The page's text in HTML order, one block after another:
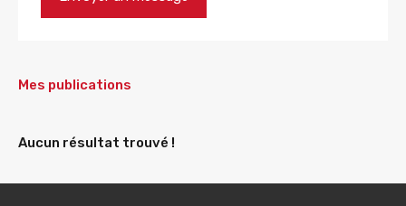
Mes publications
Aucun résultat trouvé !